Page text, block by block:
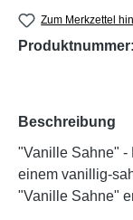
Zum Merkzettel
Produktnummer:
Beschreibung
"Vanille Sahne" -
einem vanillig-
"Vanille Sahne"